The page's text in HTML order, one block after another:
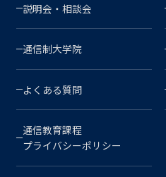
説明会・相談会
通信制大学院
よくある質問
通信教育課程
プライバシーポリシー